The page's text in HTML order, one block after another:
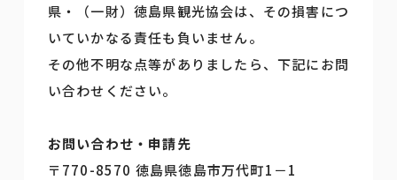
県・（一財）徳島県観光協会は、その損害につ
いていかなる責任も負いません。
その他不明な点等がありましたら、下記にお問
い合わせください。
お問い合わせ・申請先
〒770-8570 徳島県徳島市万代町1－1